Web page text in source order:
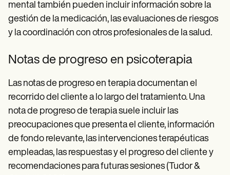
mental también pueden incluir información sobre la
gestión de la medicación, las evaluaciones de riesgos
y la coordinación con otros profesionales de la salud.
Notas de progreso en psicoterapia
Las notas de progreso en terapia documentan el
recorrido del cliente a lo largo del tratamiento. Una
nota de progreso de terapia suele incluir las
preocupaciones que presenta el cliente, información
de fondo relevante, las intervenciones terapéuticas
empleadas, las respuestas y el progreso del cliente y
recomendaciones para futuras sesiones (Tudor &